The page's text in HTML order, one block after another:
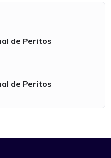
de Peritos
de Peritos